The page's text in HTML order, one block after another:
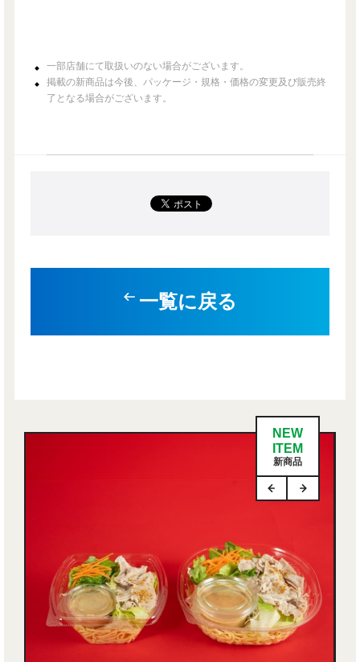
一部店舗にて取扱いのない場合がございます。
掲載の新商品は今後、パッケージ・規格・価格の変更及び販売終
了となる場合がございます。
一覧に戻る
NEW
ITEM
新商品